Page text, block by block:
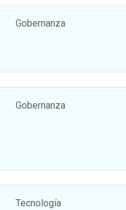
Gobernanza
Gobernanza
Tecnología